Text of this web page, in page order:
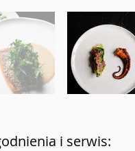
i serwis: